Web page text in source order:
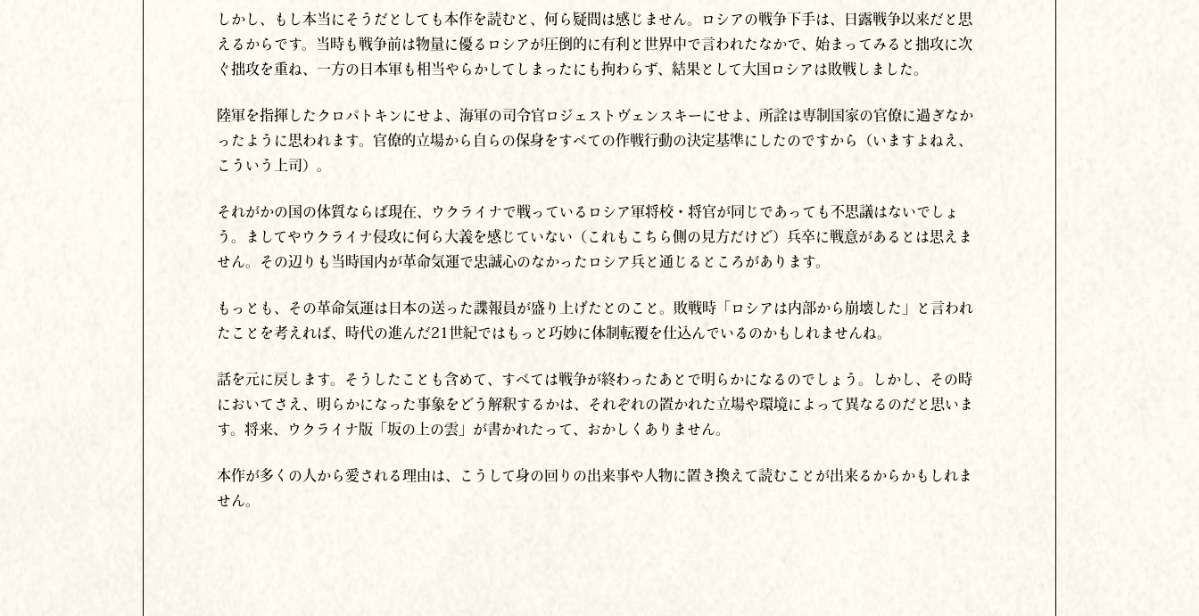
しかし、もし本当にそうだとしても本作を読むと、何ら疑問は感じません。ロシアの戦争下手は、日露戦争以来だと思
えるからです。当時も戦争前は物量に優るロシアが圧倒的に有利と世界中で言われたなかで、始まってみると拙攻に次
ぐ拙攻を重ね、一方の日本軍も相当やらかしてしまったにも拘わらず、結果として大国ロシアは敗戦しました。
陸軍を指揮したクロパトキンにせよ、海軍の司令官ロジェストヴェンスキーにせよ、所詮は専制国家の官僚に過ぎなか
ったように思われます。官僚的立場から自らの保身をすべての作戦行動の決定基準にしたのですから（いますよねえ、
こういう上司）。
それがかの国の体質ならば現在、ウクライナで戦っているロシア軍将校・将官が同じであっても不思議はないでしょ
う。ましてやウクライナ侵攻に何ら大義を感じていない（これもこちら側の見方だけど）兵卒に戦意があるとは思えま
せん。その辺りも当時国内が革命気運で忠誠心のなかったロシア兵と通じるところがあります。
もっとも、その革命気運は日本の送った諜報員が盛り上げたとのこと。敗戦時「ロシアは内部から崩壊した」と言われ
たことを考えれば、時代の進んだ21世紀ではもっと巧妙に体制転覆を仕込んでいるのかもしれませんね。
話を元に戻します。そうしたことも含めて、すべては戦争が終わったあとで明らかになるのでしょう。しかし、その時
においてさえ、明らかになった事象をどう解釈するかは、それぞれの置かれた立場や環境によって異なるのだと思いま
す。将来、ウクライナ版「坂の上の雲」が書かれたって、おかしくありません。
本作が多くの人から愛される理由は、こうして身の回りの出来事や人物に置き換えて読むことが出来るからかもしれま
せん。